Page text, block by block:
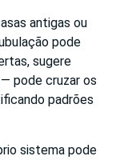
antigas ou
pode
sugere
pode cruzar os
padrões
sistema pode